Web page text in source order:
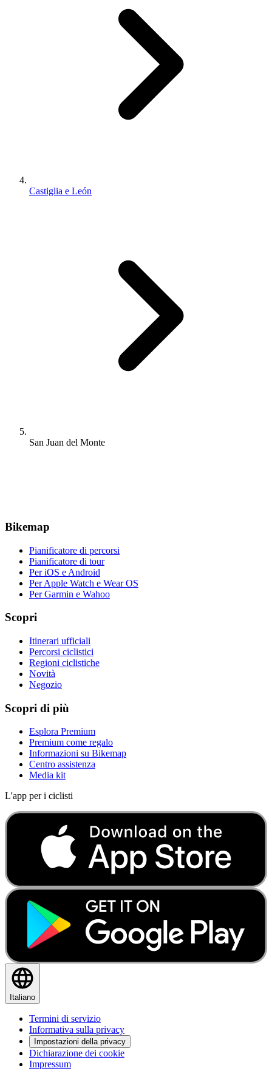
Castiglia e León
San Juan del Monte
Bikemap
Pianificatore di percorsi
Pianificatore di tour
Per iOS e Android
Per Apple Watch e Wear OS
Per Garmin e Wahoo
Scopri
Itinerari ufficiali
Percorsi ciclistici
Regioni ciclistiche
Novità
Negozio
Scopri di più
Esplora Premium
Premium come regalo
Informazioni su Bikemap
Centro assistenza
Media kit
L'app per i ciclisti
Italiano
Termini di servizio
Informativa sulla privacy
Impostazioni della privacy
Dichiarazione dei cookie
Impressum